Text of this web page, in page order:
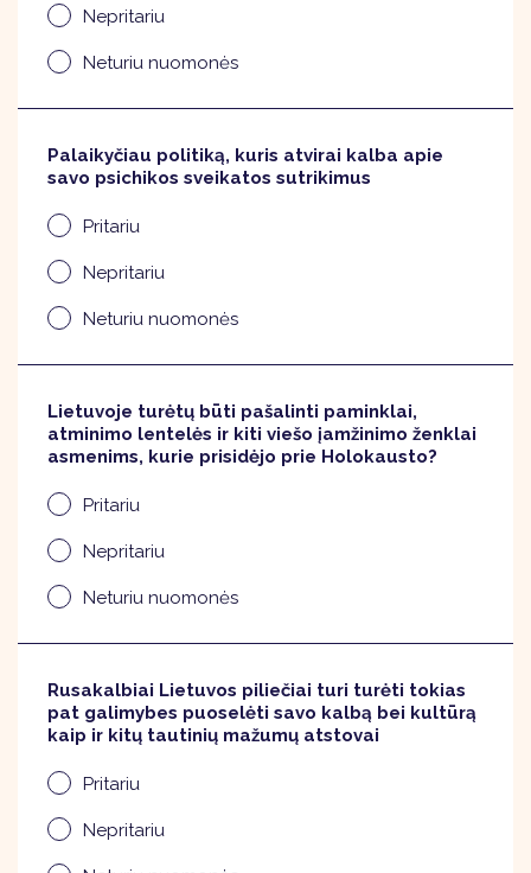
Nepritariu
Neturiu nuomonės
Palaikyčiau politiką, kuris atvirai kalba apie
savo psichikos sveikatos sutrikimus
Pritariu
Nepritariu
Neturiu nuomonės
Lietuvoje turėtų būti pašalinti paminklai,
atminimo lentelės ir kiti viešo įamžinimo ženklai
asmenims, kurie prisidėjo prie Holokausto?
Pritariu
Nepritariu
Neturiu nuomonės
Rusakalbiai Lietuvos piliečiai turi turėti tokias
pat galimybes puoselėti savo kalbą bei kultūrą
kaip ir kitų tautinių mažumų atstovai
Pritariu
Nepritariu